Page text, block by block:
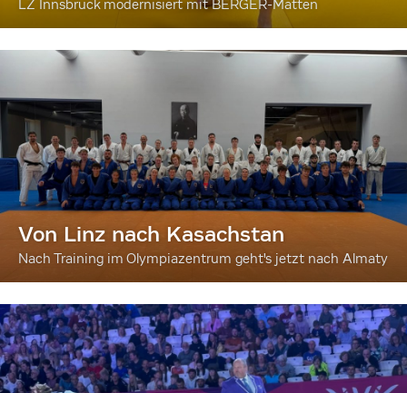
LZ Innsbruck modernisiert mit BERGER-Matten
Von Linz nach Kasachstan
Nach Training im Olympiazentrum geht's jetzt nach Almaty